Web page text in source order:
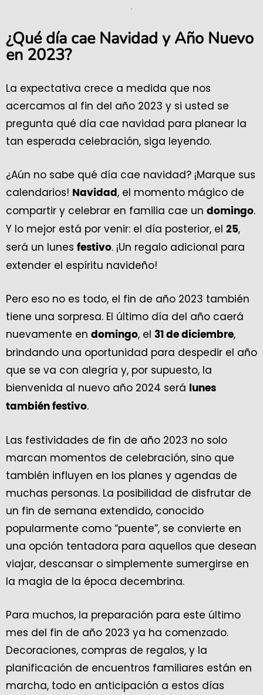
.
¿Qué día cae Navidad y Año Nuevo
en 2023?
La expectativa crece a medida que nos
acercamos al fin del año 2023 y si usted se
pregunta qué día cae navidad para planear la
tan esperada celebración, siga leyendo.
¿Aún no sabe qué día cae navidad? ¡Marque sus
calendarios! Navidad , el momento mágico de
compartir y celebrar en familia cae un domingo.
Y lo mejor está por venir: el día posterior, el 25,
será un lunes festivo. ¡Un regalo adicional para
extender el espíritu navideño!
Pero eso no es todo, el fin de año 2023 también
tiene una sorpresa. El último día del año caerá
nuevamente en domingo, el 31 de diciembre,
brindando una oportunidad para despedir el año
que se va con alegría y, por supuesto, la
bienvenida al nuevo año 2024 será
lunes
también festivo.
Las festividades de fin de año 2023 no solo
marcan momentos de celebración, sino que
también influyen en los planes y agendas de
muchas personas. La posibilidad de disfrutar de
un fin de semana extendido, conocido
popularmente como “puente”, se convierte en
una opción tentadora para aquellos que desean
viajar, descansar o simplemente sumergirse en
la magia de la época decembrina.
Para muchos, la preparación para este último
mes del fin de año 2023 ya ha comenzado.
Decoraciones, compras de regalos, y la
planificación de encuentros familiares están en
marcha, todo en anticipación a estos días